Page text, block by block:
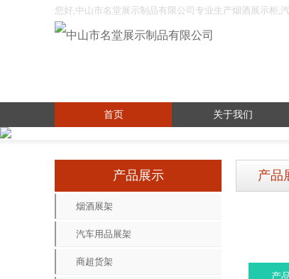
您好,中山市名堂展示制品有限公司专业生产烟酒展示柜,
化妆品展架,木制品展架等展示制品。
首页 关于我们
产品展示
烟酒展架
汽车用品展架
商超货架
产品
产